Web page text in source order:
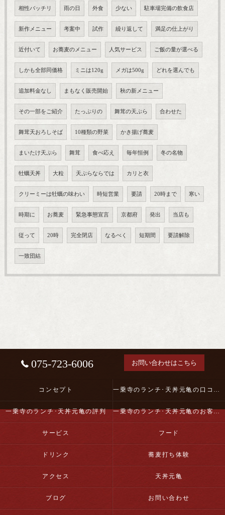
相性バッチリ 雨の日 外食 少ない 駐車場完備の飲食店
新作メニュー 考案中 試作 繰り返して 満足の仕上がり
近付いて お蕎麦のメニュー 人気サービス ご飯の量が選べる
しかも全部同価格 ミニは120g メガは500g どれを選んでも
追加料金なし まもなく販売開始 秋の新メニュー
その一部をご紹介 たっぷりの 舞茸の天ぷら 合わせた
舞茸天おろしそば 10種類の野菜 かき揚げ蕎麦
まいたけ天ぷら 舞茸 食べ応え 毎年恒例 冬の名物
牡蠣天丼 大粒 天ぷらならでは カリと衣
クリーミーは牡蠣の味わい 時短営業 要請 20時まで 寒い
時期に お蕎麦 緊急事態宣言 京都府 発出 当店も
従って 20時 完全閉店 なるべく 短期間 要請解除
一致団結
075-723-6006 お問い合わせはこちら
コンセプト 一乗寺のランチ･天丼元亀の口コミ情報
一乗寺のランチ･天丼元亀の評判 一乗寺のランチ･天丼元亀のお客様の声
サービス フード
ドリンク 蕎麦打ち体験
アクセス 天丼元亀
ブログ お問い合わせ